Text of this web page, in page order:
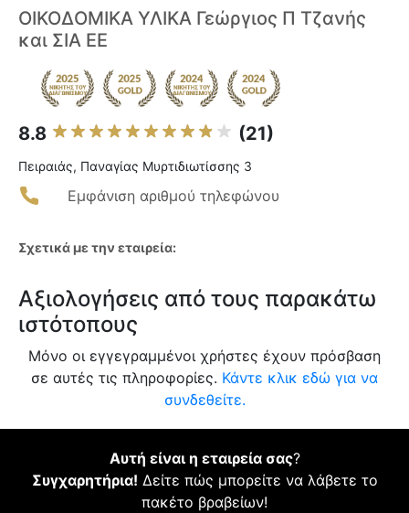
ΟΙΚΟΔΟΜΙΚΑ ΥΛΙΚΑ Γεώργιος Π Τζανής
και ΣΙΑ ΕΕ
8.8 (21)
Πειραιάς, Παναγίας Μυρτιδιωτίσσης 3
Εμφάνιση αριθμού τηλεφώνου
Σχετικά με την εταιρεία:
Αξιολογήσεις από τους παρακάτω
ιστότοπους
Μόνο οι εγγεγραμμένοι χρήστες έχουν πρόσβαση
σε αυτές τις πληροφορίες. Κάντε κλικ εδώ για να
συνδεθείτε.
Αυτή είναι η εταιρεία σας?
Συγχαρητήρια! Δείτε πώς μπορείτε να λάβετε το
πακέτο βραβείων!